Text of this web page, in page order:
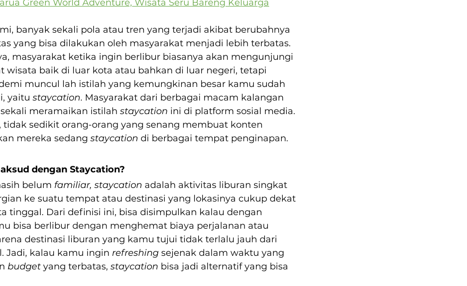
Green World Adventure, Wisata Seru Bareng Keluarga
banyak sekali pola atau tren yang terjadi akibat berubahnya
yang bisa dilakukan oleh masyarakat menjadi lebih terbatas.
masyarakat ketika ingin berlibur biasanya akan mengunjungi
wisata baik di luar kota atau bahkan di luar negeri, tetapi
muncul lah istilah yang kemungkinan besar kamu sudah
yaitu staycation. Masyarakat dari berbagai macam kalangan
meramaikan istilah staycation ini di platform sosial media.
tidak sedikit orang-orang yang senang membuat konten
mereka sedang staycation di berbagai tempat penginapan.
dengan Staycation?
belum familiar, staycation adalah aktivitas liburan singkat
ke suatu tempat atau destinasi yang lokasinya cukup dekat
tinggal. Dari definisi ini, bisa disimpulkan kalau dengan
bisa berlibur dengan menghemat biaya perjalanan atau
destinasi liburan yang kamu tujui tidak terlalu jauh dari
Jadi, kalau kamu ingin refreshing sejenak dalam waktu yang
budget yang terbatas, staycation bisa jadi alternatif yang bisa